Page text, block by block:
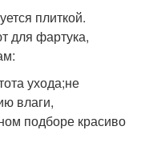
плиткой.
для фартука,
ухода;не
влаги,
подборе красиво